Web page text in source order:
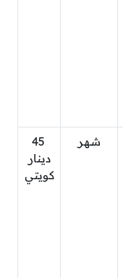
شهر
45
دينار
كويتي